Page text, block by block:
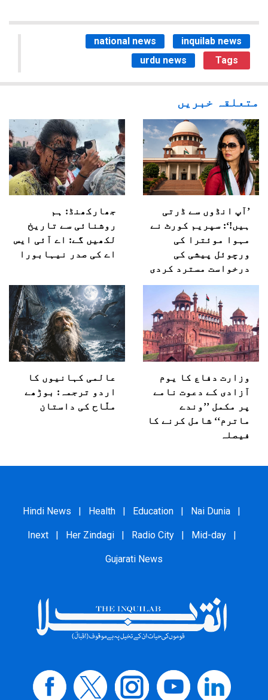
national news
inquilab news
urdu news
Tags
متعلقہ خبریں
’آپ انڈوں سے ڈرتی
ہیں!‘: سپریم کورٹ نے
مہوا موئترا کی
ورچوئل پیشی کی
درخواست مسترد کردی
جھارکھنڈ: ہم
روشنائی سے تاریخ
لکھیں گے: اے آئی ایس
اے کی صدر نیہابورا
وزارت دفاع کا یوم
آزادی کے دعوت نامے
پر مکمل ’’وندے
ماترم‘‘ شامل کرنے کا
فیصلہ
عالمی کہانیوں کا
اردو ترجمہ: بوڑھے
ملّاح کی داستان
Hindi News | Health | Education | Nai Dunia |
Inext | Her Zindagi | Radio City | Mid-day |
Gujarati News